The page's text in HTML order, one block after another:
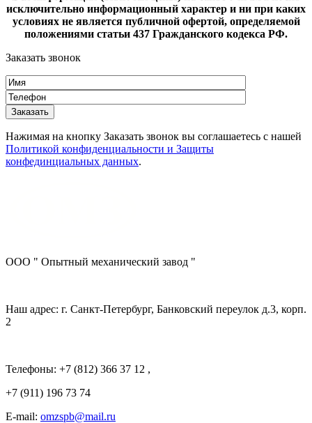
исключительно информационный характер и ни при каких
условиях не является публичной офертой, определяемой
положениями статьи 437 Гражданского кодекса РФ.
Заказать звонок
Нажимая на кнопку Заказать звонок вы соглашаетесь с нашей
Политикой конфиденциальности и Защиты
конфединциальных данных.
ООО " Опытный механический завод "
Наш адрес: г. Санкт-Петербург, Банковский переулок д.3, корп.
2
Телефоны: +7 (812) 366 37 12 ,
+7 (911) 196 73 74
E-mail: omzspb@mail.ru